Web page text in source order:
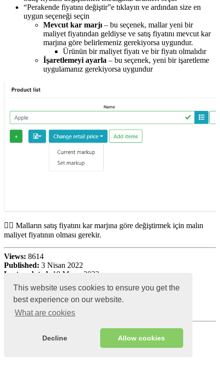
This website uses cookies to ensure you get the
best experience on our website.
What are cookies
Decline Allow cookies
“Perakende fiyatını değiştir”e tıklayın ve ardından size en
uygun seçeneği seçin
Mevcut kar marjı– bu seçenek, mallar yeni bir
maliyet fiyatından geldiyse ve satış fiyatını mevcut kar
marjına göre belirlemeniz gerekiyorsa uygundur.
Ürünün bir maliyet fiyatı ve bir fiyatı olmalıdır
İşaretlemeyi ayarla – bu seçenek, yeni bir işaretleme
uygulamanız gerekiyorsa uygundur
☝🏼 Malların satış fiyatını kar marjına göre değiştirmek için malın
maliyet fiyatının olması gerekir.
Views: 8614
Published: 3 Nisan 2022
Last updated:
19 Mayıs 2022;